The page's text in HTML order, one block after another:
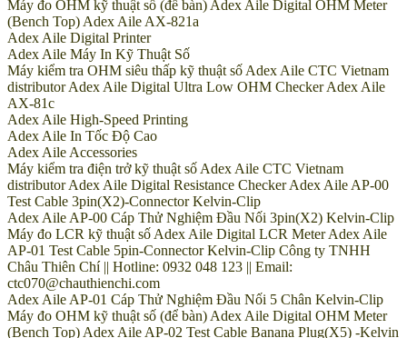
Máy đo OHM kỹ thuật số (để bàn) Adex Aile Digital OHM Meter
(Bench Top) Adex Aile AX-821a
Adex Aile Digital Printer
Adex Aile Máy In Kỹ Thuật Số
Máy kiểm tra OHM siêu thấp kỹ thuật số Adex Aile CTC Vietnam
distributor Adex Aile Digital Ultra Low OHM Checker Adex Aile
AX-81c
Adex Aile High-Speed Printing
Adex Aile In Tốc Độ Cao
Adex Aile Accessories
Máy kiểm tra điện trở kỹ thuật số Adex Aile CTC Vietnam
distributor Adex Aile Digital Resistance Checker Adex Aile AP-00
Test Cable 3pin(X2)-Connector Kelvin-Clip
Adex Aile AP-00 Cáp Thử Nghiệm Đầu Nối 3pin(X2) Kelvin-Clip
Máy đo LCR kỹ thuật số Adex Aile Digital LCR Meter Adex Aile
AP-01 Test Cable 5pin-Connector Kelvin-Clip Công ty TNHH
Châu Thiên Chí || Hotline: 0932 048 123 || Email:
ctc070@chauthienchi.com
Adex Aile AP-01 Cáp Thử Nghiệm Đầu Nối 5 Chân Kelvin-Clip
Máy đo OHM kỹ thuật số (để bàn) Adex Aile Digital OHM Meter
(Bench Top) Adex Aile AP-02 Test Cable Banana Plug(X5) -Kelvin